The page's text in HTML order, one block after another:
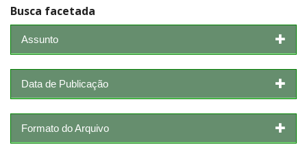
Busca facetada
Assunto
Data de Publicação
Formato do Arquivo